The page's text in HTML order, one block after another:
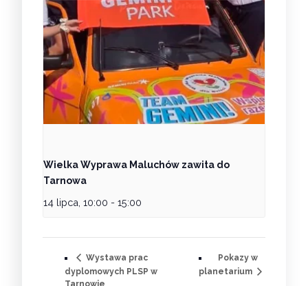
Wielka Wyprawa Maluchów zawita do
Tarnowa
14 lipca, 10:00 - 15:00
Wystawa prac
dyplomowych PLSP w
Tarnowie
Pokazy w
planetarium